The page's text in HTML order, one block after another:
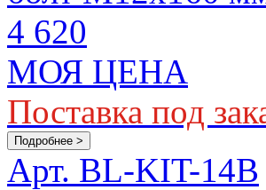
4 620
МОЯ ЦЕНА
Поставка под
Подробнее >
Арт. BL-KIT-14B